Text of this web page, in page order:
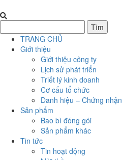
TRANG CHỦ
Giới thiệu
Giới thiệu công ty
Lịch sử phát triển
Triết lý kinh doanh
Cơ cấu tổ chức
Danh hiệu – Chứng nhận
Sản phẩm
Bao bì đóng gói
Sản phẩm khác
Tin tức
Tin hoạt động